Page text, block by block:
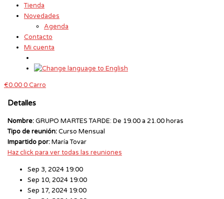
Tienda
Novedades
Agenda
Contacto
Mi cuenta
€0.000Carro
Detalles
Nombre:GRUPO MARTES TARDE: De 19.00 a 21.00 horas
Tipo de reunión:Curso Mensual
Impartido por:María Tovar
Haz click para ver todas las reuniones
Sep 3, 2024 19:00
Sep 10, 2024 19:00
Sep 17, 2024 19:00